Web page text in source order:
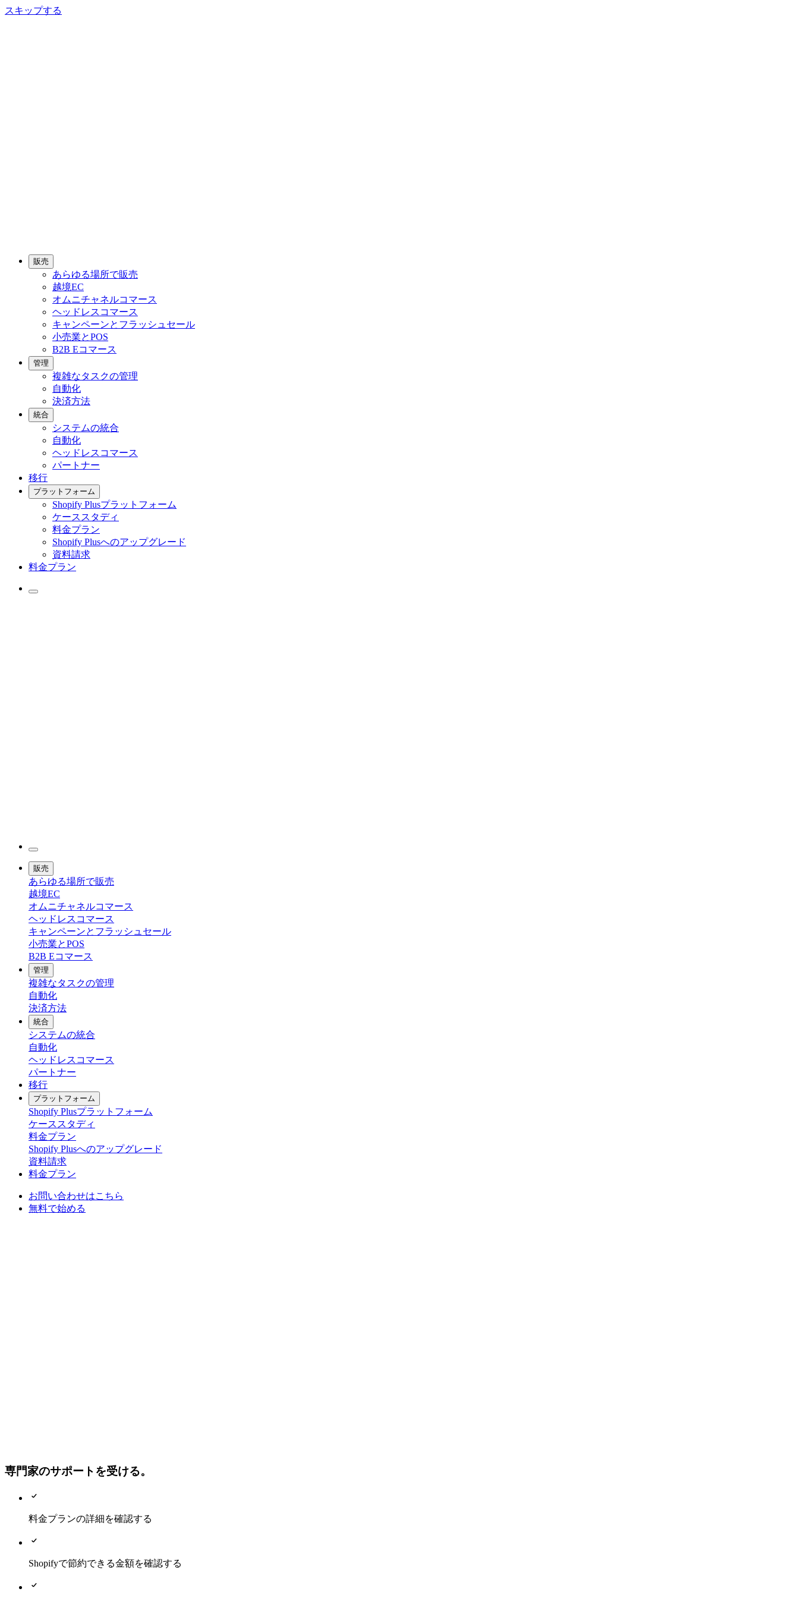
スキップする
販売
あらゆる場所で販売
越境EC
オムニチャネルコマース
ヘッドレスコマース
キャンペーンとフラッシュセール
小売業とPOS
B2B Eコマース
管理
複雑なタスクの管理
自動化
決済方法
統合
システムの統合
自動化
ヘッドレスコマース
パートナー
移行
プラットフォーム
Shopify Plusプラットフォーム
ケーススタディ
料金プラン
Shopify Plusへのアップグレード
資料請求
料金プラン
販売
あらゆる場所で販売
越境EC
オムニチャネルコマース
ヘッドレスコマース
キャンペーンとフラッシュセール
小売業とPOS
B2B Eコマース
管理
複雑なタスクの管理
自動化
決済方法
統合
システムの統合
自動化
ヘッドレスコマース
パートナー
移行
プラットフォーム
Shopify Plusプラットフォーム
ケーススタディ
料金プラン
Shopify Plusへのアップグレード
資料請求
料金プラン
お問い合わせはこちら
無料で始める
専門家のサポートを受ける。
料金プランの詳細を確認する
Shopifyで節約できる金額を確認する